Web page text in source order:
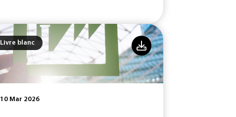
Livre blanc
10 Mar 2026